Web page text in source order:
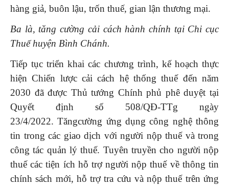
hàng giả, buôn lậu, trốn thuế, gian lận thương mại.
Ba là, tăng cường cải cách hành chính tại Chi cục
Thuế huyện Bình Chánh.
Tiếp tục triển khai các chương trình, kế hoạch thực
hiện Chiến lược cải cách hệ thống thuế đến năm
2030 đã được Thủ tướng Chính phủ phê duyệt tại
Quyết định số 508/QĐ-TTg ngày
23/4/2022. Tăngcường ứng dụng công nghệ thông
tin trong các giao dịch với người nộp thuế và trong
công tác quản lý thuế. Tuyên truyền cho người nộp
thuế các tiện ích hỗ trợ người nộp thuế về thông tin
chính sách mới, hỗ trợ tra cứu và nộp thuế trên ứng